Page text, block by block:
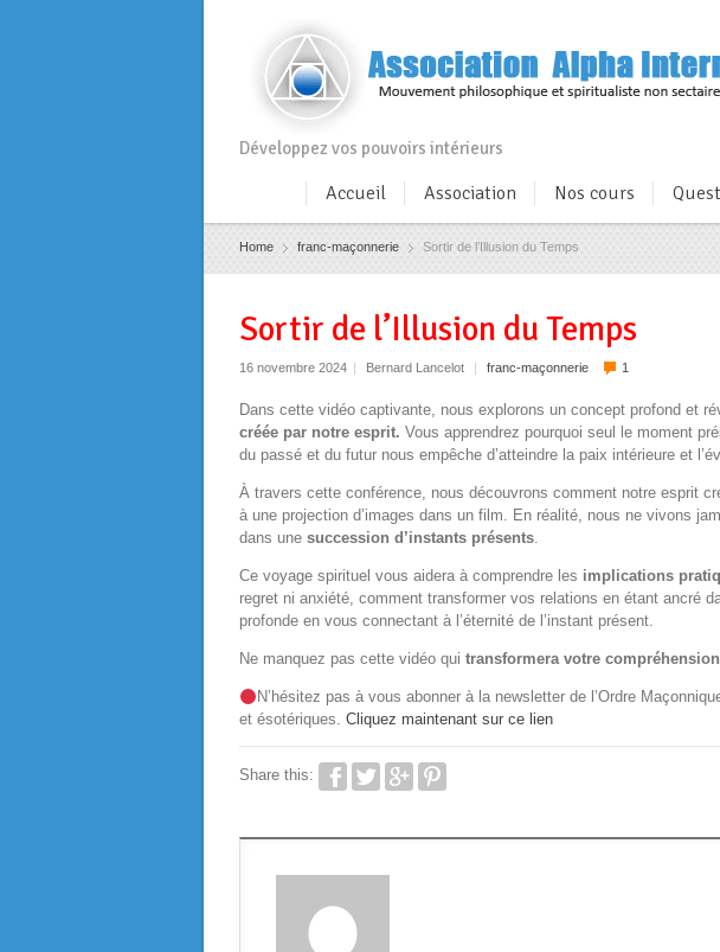
Développez vos pouvoirs intérieurs
Accueil Association Nos cours
Home franc-maçonnerie Sortir de l’Illusion du Temps
Sortir de l’Illusion du Temps
16 novembre 2024 | Bernard Lancelot | franc-maçonnerie 1
Dans cette vidéo captivante, nous explorons un concept profond et
créée par notre esprit. Vous apprendrez pourquoi seul le moment
du passé et du futur nous empêche d’atteindre la paix intérieure et
À travers cette conférence, nous découvrons comment notre esprit
à une projection d’images dans un film. En réalité, nous ne vivons
dans une succession d’instants présents.
Ce voyage spirituel vous aidera à comprendre les implications
regret ni anxiété, comment transformer vos relations en étant ancré
profonde en vous connectant à l’éternité de l’instant présent.
Ne manquez pas cette vidéo qui transformera votre
N’hésitez pas à vous abonner à la newsletter de l’Ordre
et ésotériques. Cliquez maintenant sur ce lien
Share this: